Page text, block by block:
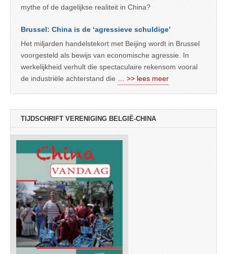
mythe of de dagelijkse realiteit in China?
Brussel: China is de ‘agressieve schuldige’
Het miljarden handelstekort met Beijing wordt in Brussel
voorgesteld als bewijs van economische agressie. In
werkelijkheid verhult die spectaculaire rekensom vooral
de industriële achterstand die
… >> lees meer
TIJDSCHRIFT VERENIGING BELGIË-CHINA